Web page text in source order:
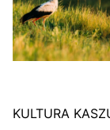
KULTURA